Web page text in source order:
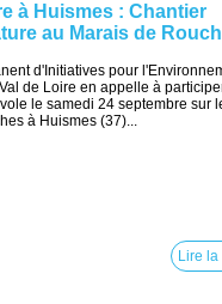
à Huismes : Chantier
au Marais de
d'Initiatives pour
de Loire en appelle à
le samedi 24 septembre sur
à Huismes (37)...
Lire la